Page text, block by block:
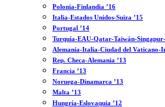
Polonia-Finlandia ’16
Italia-Estados Unidos-Suiza ’15
Portugal ’14
Turquía-EAU-Qatar-Taiwán-
Alemania-Italia-Ciudad del Vaticano-
Rep. Checa-Alemania ’13
Francia ’13
Noruega-Dinamarca ’13
Malta ’13
Hungría-Eslovaquia ’12